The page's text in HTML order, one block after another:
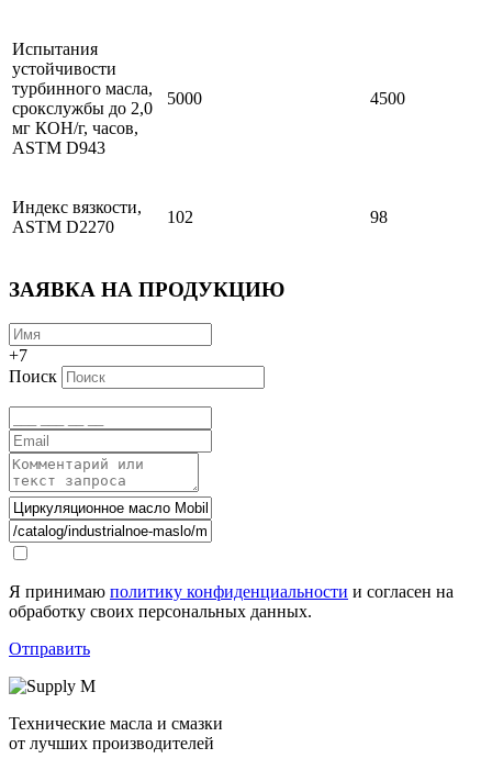
Испытания
устойчивости
турбинного масла,
срокслужбы до 2,0
мг КОН/г, часов,
ASTM D943
5000 4500
Индекс вязкости,
ASTM D2270
102 98
ЗАЯВКА НА ПРОДУКЦИЮ
+7
Поиск
Я принимаю политику конфиденциальности и согласен на
обработку своих персональных данных.
Отправить
Технические масла и смазки
от лучших производителей